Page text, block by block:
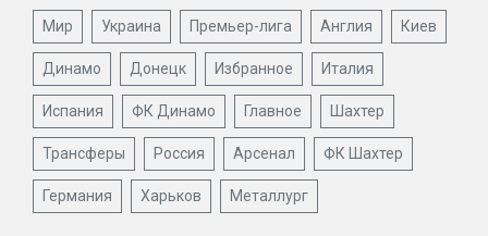
Мир Украина Премьер-лига Англия Киев
Динамо Донецк Избранное Италия
Испания ФК Динамо Главное Шахтер
Трансферы Россия Арсенал ФК Шахтер
Германия Харьков Металлург